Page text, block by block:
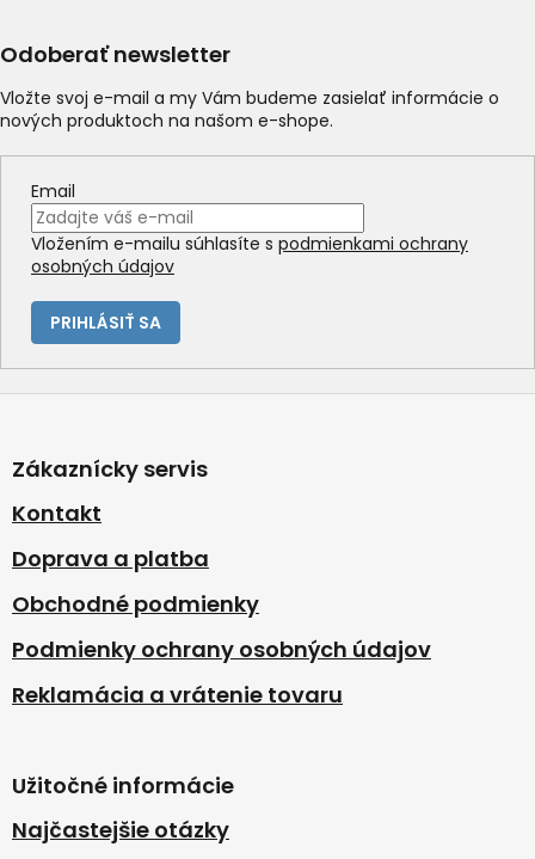
Odoberať newsletter
Vložte svoj e-mail a my Vám budeme zasielať informácie o
nových produktoch na našom e-shope.
Email
Vložením e-mailu súhlasíte s podmienkami ochrany
osobných údajov
PRIHLÁSIŤ SA
p
ä
e
Zákaznícky servis
Kontakt
Doprava a platba
Obchodné podmienky
Podmienky ochrany osobných údajov
Reklamácia a vrátenie tovaru
Užitočné informácie
Najčastejšie otázky